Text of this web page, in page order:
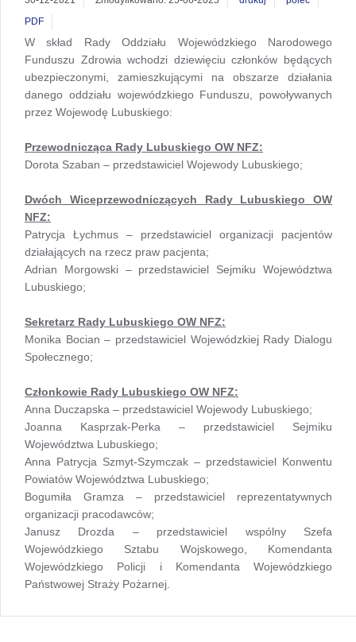
PDF
W skład Rady Oddziału Wojewódzkiego Narodowego
Funduszu Zdrowia wchodzi dziewięciu członków będących
ubezpieczonymi, zamieszkującymi na obszarze działania
danego oddziału wojewódzkiego Funduszu, powoływanych
przez Wojewodę Lubuskiego:
Przewodnicząca Rady Lubuskiego OW NFZ:
Dorota Szaban – przedstawiciel Wojewody Lubuskiego;
Dwóch Wiceprzewodniczących Rady Lubuskiego OW
NFZ:
Patrycja Łychmus – przedstawiciel organizacji pacjentów
działających na rzecz praw pacjenta;
Adrian Morgowski – przedstawiciel Sejmiku Województwa
Lubuskiego;
Sekretarz Rady Lubuskiego OW NFZ:
Monika Bocian – przedstawiciel Wojewódzkiej Rady Dialogu
Społecznego;
Członkowie Rady Lubuskiego OW NFZ:
Anna Duczapska – przedstawiciel Wojewody Lubuskiego;
Joanna Kasprzak-Perka – przedstawiciel Sejmiku
Województwa Lubuskiego;
Anna Patrycja Szmyt-Szymczak – przedstawiciel Konwentu
Powiatów Województwa Lubuskiego;
Bogumiła Gramza – przedstawiciel reprezentatywnych
organizacji pracodawców;
Janusz Drozda – przedstawiciel wspólny Szefa
Wojewódzkiego Sztabu Wojskowego, Komendanta
Wojewódzkiego Policji i Komendanta Wojewódzkiego
Państwowej Straży Pożarnej.